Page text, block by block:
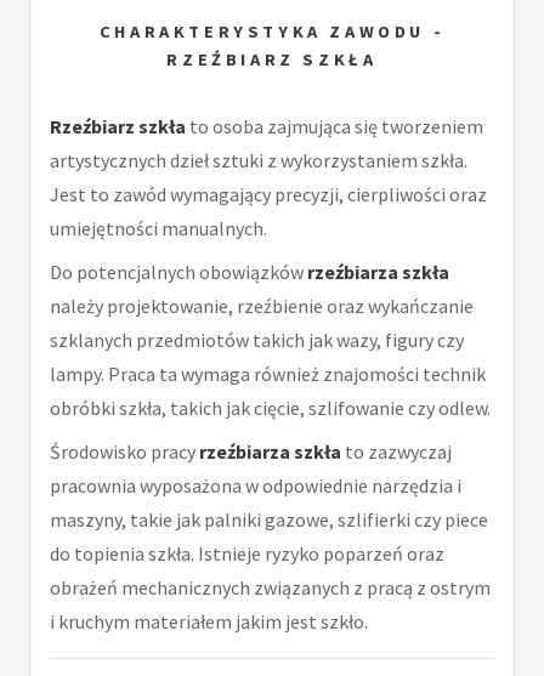
CHARAKTERYSTYKA ZAWODU -
RZEŹBIARZ SZKŁA
Rzeźbiarz szkła to osoba zajmująca się tworzeniem
artystycznych dzieł sztuki z wykorzystaniem szkła.
Jest to zawód wymagający precyzji, cierpliwości oraz
umiejętności manualnych.
Do potencjalnych obowiązków rzeźbiarza szkła
należy projektowanie, rzeźbienie oraz wykańczanie
szklanych przedmiotów takich jak wazy, figury czy
lampy. Praca ta wymaga również znajomości technik
obróbki szkła, takich jak cięcie, szlifowanie czy odlew.
Środowisko pracy rzeźbiarza szkła to zazwyczaj
pracownia wyposażona w odpowiednie narzędzia i
maszyny, takie jak palniki gazowe, szlifierki czy piece
do topienia szkła. Istnieje ryzyko poparzeń oraz
obrażeń mechanicznych związanych z pracą z ostrym
i kruchym materiałem jakim jest szkło.